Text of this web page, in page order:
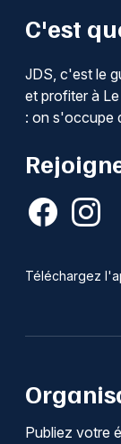
C'est
JDS, c'est le
et profiter à
: on s'occupe
Téléchargez
Publiez votre